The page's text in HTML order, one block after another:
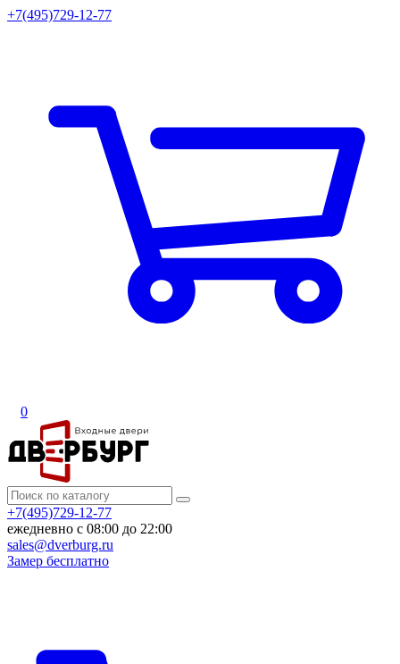
+7(495)729-12-77
0
+7(495)729-12-77
ежедневно с 08:00 до 22:00
sales@dverburg.ru
Замер бесплатно